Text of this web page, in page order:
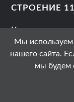
СТРОЕНИЕ 11
Как правильно
Можно ли
Фундамент
Свайный
Мы используем
нашего сайта.
мы будем